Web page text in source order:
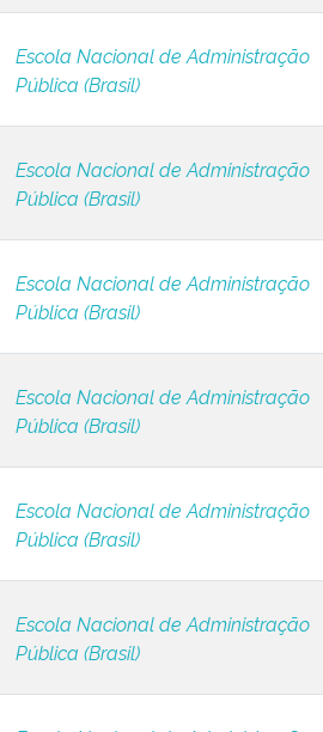
Escola Nacional de Administração
Pública (Brasil)
Escola Nacional de Administração
Pública (Brasil)
Escola Nacional de Administração
Pública (Brasil)
Escola Nacional de Administração
Pública (Brasil)
Escola Nacional de Administração
Pública (Brasil)
Escola Nacional de Administração
Pública (Brasil)